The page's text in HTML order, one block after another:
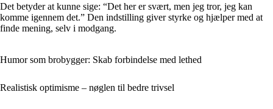
Det betyder at kunne sige: “Det her er svært, men jeg tror, jeg kan
komme igennem det.” Den indstilling giver styrke og hjælper med at
finde mening, selv i modgang.
Humor som brobygger: Skab forbindelse med lethed
Realistisk optimisme – nøglen til bedre trivsel